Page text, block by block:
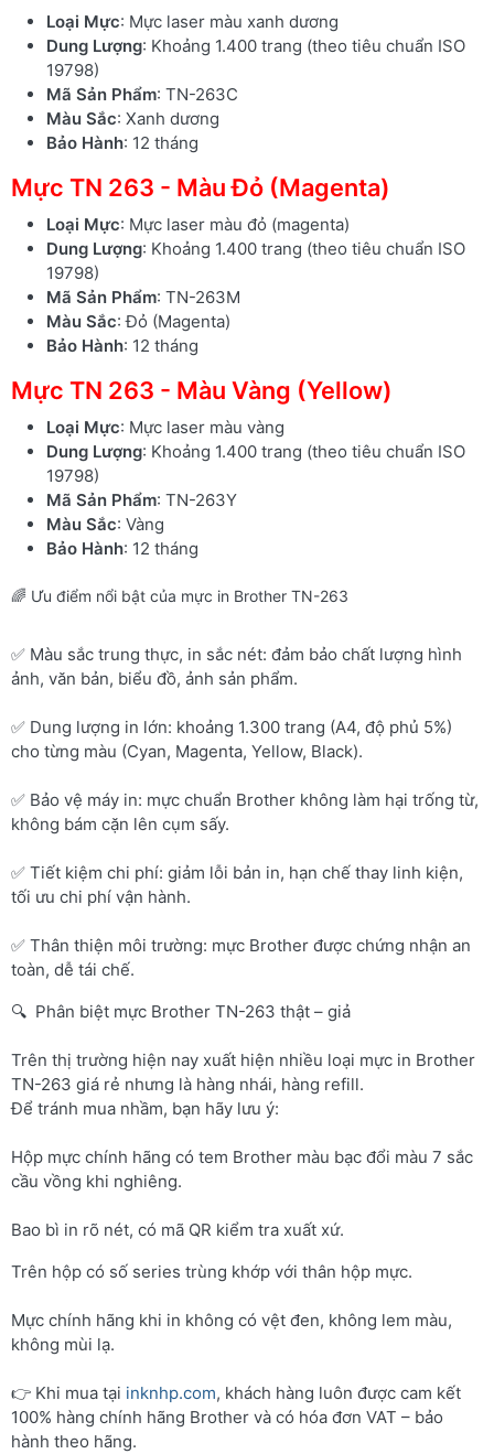
Loại Mực: Mực laser màu xanh dương
Dung Lượng: Khoảng 1.400 trang (theo tiêu chuẩn ISO
19798)
Mã Sản Phẩm: TN-263C
Màu Sắc: Xanh dương
Bảo Hành: 12 tháng
Mực TN 263 - Màu Đỏ (Magenta)
Loại Mực: Mực laser màu đỏ (magenta)
Dung Lượng: Khoảng 1.400 trang (theo tiêu chuẩn ISO
19798)
Mã Sản Phẩm: TN-263M
Màu Sắc: Đỏ (Magenta)
Bảo Hành: 12 tháng
Mực TN 263 - Màu Vàng (Yellow)
Loại Mực: Mực laser màu vàng
Dung Lượng: Khoảng 1.400 trang (theo tiêu chuẩn ISO
19798)
Mã Sản Phẩm: TN-263Y
Màu Sắc: Vàng
Bảo Hành: 12 tháng
🌈 Ưu điểm nổi bật của mực in Brother TN-263
✅ Màu sắc trung thực, in sắc nét: đảm bảo chất lượng hình
ảnh, văn bản, biểu đồ, ảnh sản phẩm.
✅ Dung lượng in lớn: khoảng 1.300 trang (A4, độ phủ 5%)
cho từng màu (Cyan, Magenta, Yellow, Black).
✅ Bảo vệ máy in: mực chuẩn Brother không làm hại trống từ,
không bám cặn lên cụm sấy.
✅ Tiết kiệm chi phí: giảm lỗi bản in, hạn chế thay linh kiện,
tối ưu chi phí vận hành.
✅ Thân thiện môi trường: mực Brother được chứng nhận an
toàn, dễ tái chế.
🔍 Phân biệt mực Brother TN-263 thật – giả
Trên thị trường hiện nay xuất hiện nhiều loại mực in Brother
TN-263 giá rẻ nhưng là hàng nhái, hàng refill.
Để tránh mua nhầm, bạn hãy lưu ý:
Hộp mực chính hãng có tem Brother màu bạc đổi màu 7 sắc
cầu vồng khi nghiêng.
Bao bì in rõ nét, có mã QR kiểm tra xuất xứ.
Trên hộp có số series trùng khớp với thân hộp mực.
Mực chính hãng khi in không có vệt đen, không lem màu,
không mùi lạ.
👉 Khi mua tại inknhp.com, khách hàng luôn được cam kết
100% hàng chính hãng Brother và có hóa đơn VAT – bảo
hành theo hãng.